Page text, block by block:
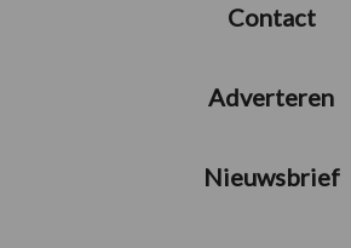
Contact
Adverteren
Nieuwsbrief